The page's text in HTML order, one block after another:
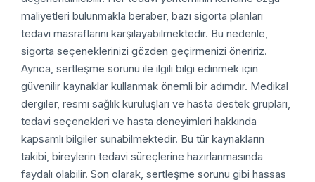
maliyetleri bulunmakla beraber, bazı sigorta planları
tedavi masraflarını karşılayabilmektedir. Bu nedenle,
sigorta seçeneklerinizi gözden geçirmenizi öneririz.
Ayrıca, sertleşme sorunu ile ilgili bilgi edinmek için
güvenilir kaynaklar kullanmak önemli bir adımdır. Medikal
dergiler, resmi sağlık kuruluşları ve hasta destek grupları,
tedavi seçenekleri ve hasta deneyimleri hakkında
kapsamlı bilgiler sunabilmektedir. Bu tür kaynakların
takibi, bireylerin tedavi süreçlerine hazırlanmasında
faydalı olabilir. Son olarak, sertleşme sorunu gibi hassas